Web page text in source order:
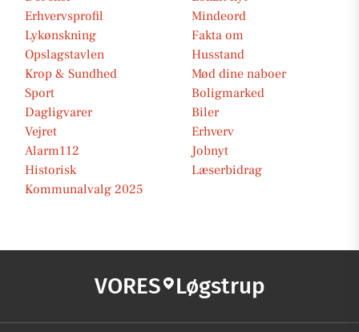
Erhvervsprofil
Mindeord
Lykønskning
Fakta om
Opslagstavlen
Husstand
Krop & Sundhed
Mød dine naboer
Sport
Boligmarked
Dagligvarer
Biler
Vejret
Erhverv
Alarm112
Jobnyt
Historisk
Læserbidrag
Kommunalvalg 2025
VORES Løgstrup